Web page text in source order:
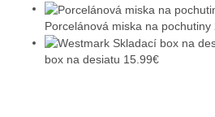
Porcelánová miska na pochutiny
box na desiatu 15.99€